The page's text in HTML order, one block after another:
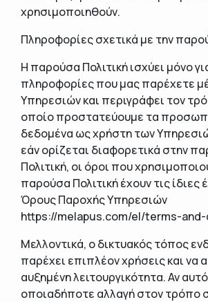
χρησιμοποιηθούν.
Πληροφορίες σχετικά με την
Η παρούσα Πολιτική ισχύει μόνο
πληροφορίες που μας παρέχετε
Υπηρεσιών και περιγράφει τον
οποίο προστατεύουμε τα
δεδομένα ως χρήστη των
εάν ορίζεται διαφορετικά στην
Πολιτική, οι όροι που
παρούσα Πολιτική έχουν τις ίδιες
Όρους Παροχής Υπηρεσιών
https://melapus.com/el/terms-
Μελλοντικά, ο δικτυακός τόπος
παρέχει επιπλέον χρήσεις και να
αυξημένη λειτουργικότητα. Αν
οποιαδήποτε αλλαγή στον τρόπο